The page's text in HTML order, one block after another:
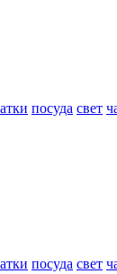
посуда свет
посуда свет